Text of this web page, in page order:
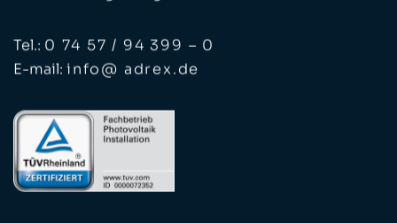
Tel.: 0 74 57 / 94 399 – 0
E-mail: info@ adrex.de